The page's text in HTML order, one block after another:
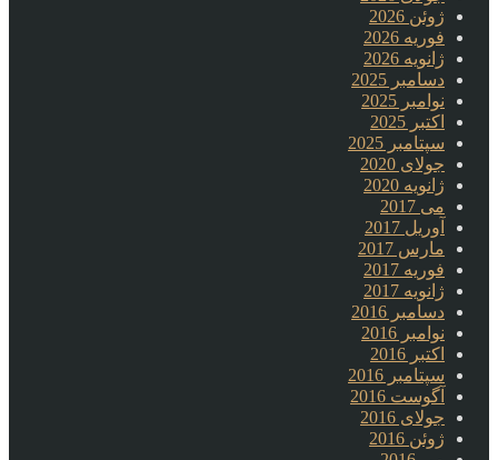
ژوئن 2026
فوریه 2026
ژانویه 2026
دسامبر 2025
نوامبر 2025
اکتبر 2025
سپتامبر 2025
جولای 2020
ژانویه 2020
می 2017
آوریل 2017
مارس 2017
فوریه 2017
ژانویه 2017
دسامبر 2016
نوامبر 2016
اکتبر 2016
سپتامبر 2016
آگوست 2016
جولای 2016
ژوئن 2016